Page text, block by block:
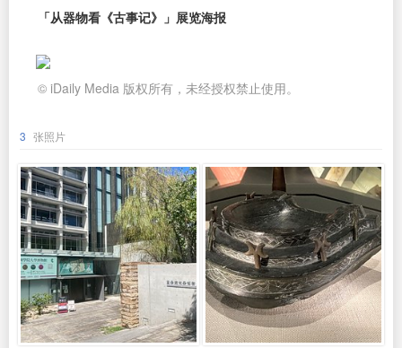
「从器物看《古事记》」展览海报
© iDaily Media 版权所有，未经授权禁止使用。
3 张照片